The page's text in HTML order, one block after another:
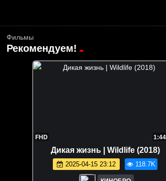
Фильмы
Рекомендуем!
FHD
Дикая жизнь | Wildlife (2018)
2025-04-15 23:12 118.7K